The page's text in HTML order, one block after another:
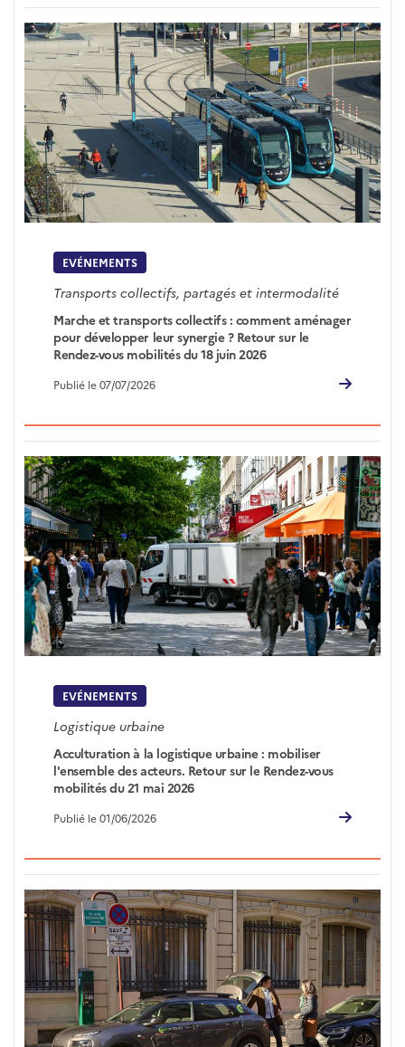
EVÉNEMENTS
Transports collectifs, partagés et intermodalité
Marche et transports collectifs : comment aménager
pour développer leur synergie ? Retour sur le
Rendez-vous mobilités du 18 juin 2026
Publié le 07/07/2026
EVÉNEMENTS
Logistique urbaine
Acculturation à la logistique urbaine : mobiliser
l'ensemble des acteurs. Retour sur le Rendez-vous
mobilités du 21 mai 2026
Publié le 01/06/2026